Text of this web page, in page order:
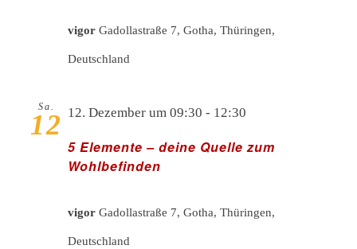
vigorGadollastraße 7, Gotha, Thüringen,
Deutschland
Sa.
12
5 Elemente – deine Quelle zum
Wohlbefinden
12. Dezember um 09:30 - 12:30
vigorGadollastraße 7, Gotha, Thüringen,
Deutschland